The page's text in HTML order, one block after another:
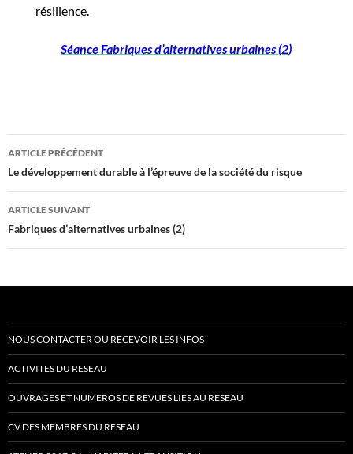
résilience.
Séance Fabriques d’alternatives urbaines (2)
Navigation
des
articles
ARTICLE PRÉCÉDENT
Le développement durable à l’épreuve de la société du risque
ARTICLE SUIVANT
Fabriques d’alternatives urbaines (2)
NOUS CONTACTER OU RECEVOIR LES INFOS
ACTIVITES DU RESEAU
OUVRAGES ET NUMEROS DE REVUES LIES AU RESEAU
CV DES MEMBRES DU RESEAU